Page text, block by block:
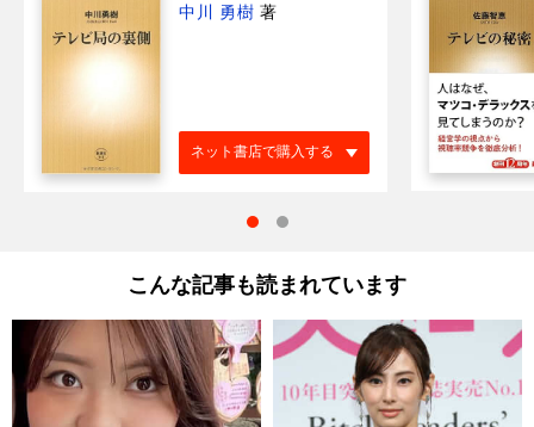
中川 勇樹 著
ネット書店で購入する
こんな記事も読まれています